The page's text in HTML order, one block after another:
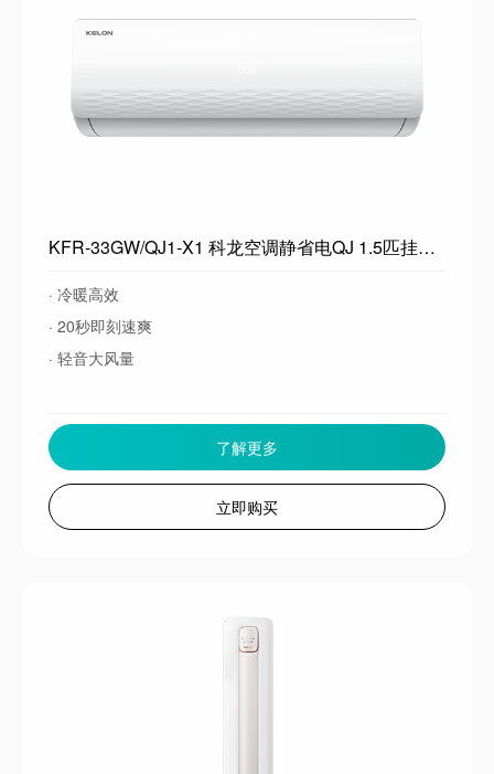
KFR-33GW/QJ1-X1 科龙空调静省电QJ 1.5匹挂机空调 海信出品 新一级能效卧室变频冷暖轻音大风量空调壁挂式 以旧换新 1.5匹一级能效33QJ
· 冷暖高效
· 20秒即刻速爽
· 轻音大风量
了解更多
立即购买